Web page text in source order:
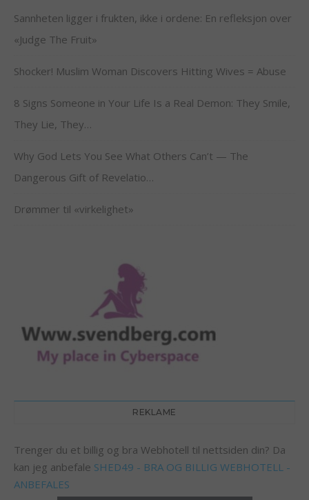
Sannheten ligger i frukten, ikke i ordene: En refleksjon over
«Judge The Fruit»
Shocker! Muslim Woman Discovers Hitting Wives = Abuse
8 Signs Someone in Your Life Is a Real Demon: They Smile,
They Lie, They…
Why God Lets You See What Others Can’t — The
Dangerous Gift of Revelatio…
Drømmer til «virkelighet»
REKLAME
Trenger du et billig og bra Webhotell til nettsiden din? Da
kan jeg anbefale SHED49 - BRA OG BILLIG WEBHOTELL -
ANBEFALES